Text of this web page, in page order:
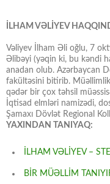
İLHAM VƏLİYEV
Vəliyev İlham Əli oğlu, 7
Əlibəyi (yəqin ki, bu kəndi
anadan olub. Azərbaycan
fakültəsini bitirib.
qədər bir çox təhsil
İqtisad elmləri namizədi,
Şamaxı Dövlət Regional
YAXINDAN TANIYAQ:
İLHAM VƏLİYEV –
BİR MÜƏLLİM